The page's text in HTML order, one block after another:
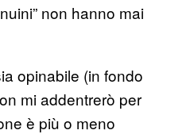
non hanno mai
opinabile (in fondo
mi addentrerò per
è più o meno